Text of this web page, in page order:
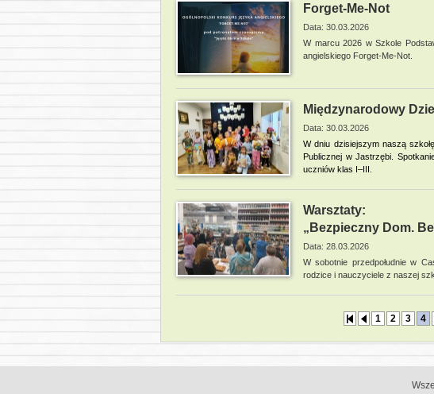
Forget-Me-Not
Data: 30.03.2026
W marcu 2026 w Szkole
angielskiego Forget-Me-Not.
Międzynarodowy
Data: 30.03.2026
W dniu dzisiejszym naszą
Publicznej w Jastrzębi.
uczniów klas I–III.
Warsztaty:
„Bezpieczny Dom.
Data: 28.03.2026
W sobotnie przedpołudnie w
rodzice i nauczyciele z naszej
1 2 3 4